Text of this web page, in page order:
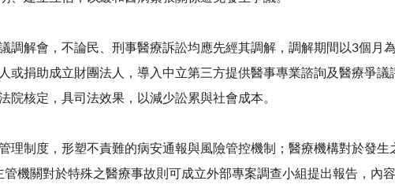
調解會，不論民、刑事醫療訴訟均應先經其調解，調解期間以3個月
或捐助成立財團法人，導入中立第三方提供醫事專業諮詢及醫療爭議
院核定，具司法效果，以減少訟累與社會成本。
理制度，形塑不責難的病安通報與風險管控機制；醫療機構對於發生
管機關對於特殊之醫療事故則可成立外部專案調查小組提出報告，內